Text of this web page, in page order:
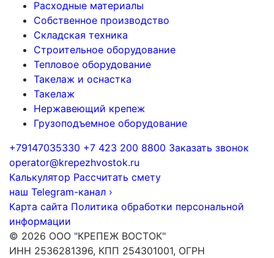
Расходные материалы
Собственное производство
Складская техника
Строительное оборудование
Тепловое оборудование
Такелаж и оснастка
Такелаж
Нержавеющий крепеж
Грузоподъемное оборудование
+79147035330 +7 423 200 8800 Заказать звонок
operator@krepezhvostok.ru
Калькулятор Рассчитать смету
наш Telegram-канал ›
Карта сайта Политика обработки персональной
информации
© 2026 ООО "КРЕПЕЖ ВОСТОК"
ИНН 2536281396, КПП 254301001, ОГРН